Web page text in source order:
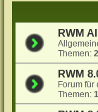
RWM
Themen:
RWM
Forum für
Themen:1